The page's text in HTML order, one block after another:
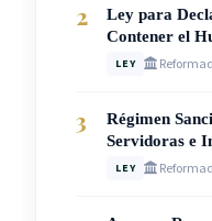
2
Ley para
Contener el
Cítricos en
LEY
3
Régimen
Servidoras e
Suplentes,
LEY